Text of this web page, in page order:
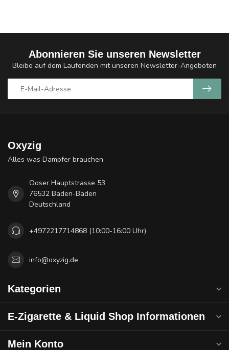
Abonnieren Sie unseren Newsletter
Bleibe auf dem Laufenden mit unseren Newsletter-Angeboten
Oxyzig
Alles was Dampfer brauchen
Ooser Hauptstrasse 53
76532 Baden-Baden
Deutschland
+4972217714868 (10:00-16:00 Uhr)
info@oxyzig.de
Kategorien
E-Zigarette & Liquid Shop Informationen
Mein Konto